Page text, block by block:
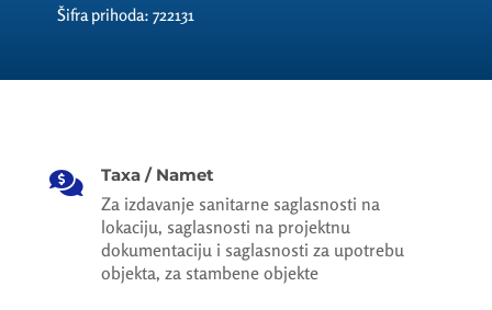
Šifra prihoda: 722131
 Taxa / Namet
Za izdavanje sanitarne saglasnosti na
lokaciju, saglasnosti na projektnu
dokumentaciju i saglasnosti za upotrebu
objekta, za stambene objekte